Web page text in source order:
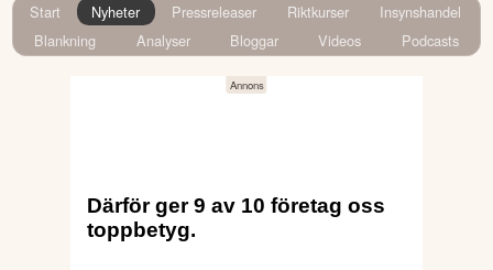
Start Nyheter Pressreleaser Riktkurser
Insynshandel
Blankning
Analyser Bloggar Videos Podcasts